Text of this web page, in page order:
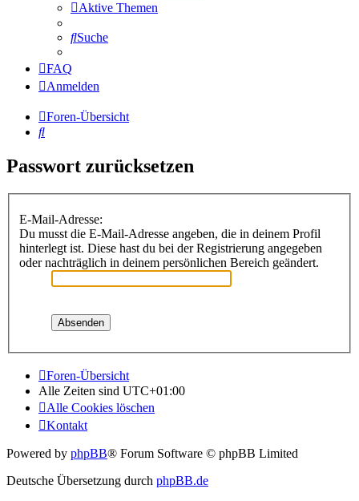
Aktive Themen
Suche
FAQ
Anmelden
Foren-Übersicht
Suche
Passwort zurücksetzen
E-Mail-Adresse:
Du musst die E-Mail-Adresse angeben, die in deinem Profil
hinterlegt ist. Diese hast du bei der Registrierung angegeben
oder nachträglich in deinem persönlichen Bereich geändert.
Foren-Übersicht
Alle Zeiten sind UTC+01:00
Alle Cookies löschen
Kontakt
Powered by phpBB® Forum Software © phpBB Limited
Deutsche Übersetzung durch phpBB.de